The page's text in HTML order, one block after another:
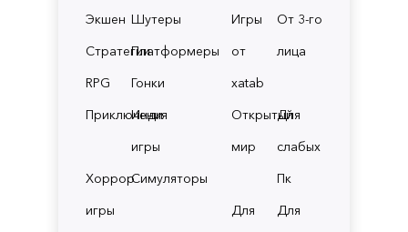
Экшен Шутеры
СтратегииПлатформеры
RPG
Гонки
Приключения
Инди
игры
Хоррор
игры
Симуляторы
Игры
от
xatab
От 3-го
лица
Открытый
мир
Для
слабых
Пк
Для
Для